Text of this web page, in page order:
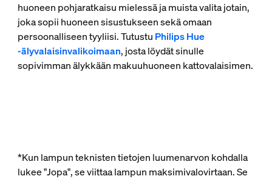
huoneen pohjaratkaisu mielessä ja muista valita jotain,
joka sopii huoneen sisustukseen sekä omaan
persoonalliseen tyyliisi. Tutustu Philips Hue
‑älyvalaisinvalikoimaan, josta löydät sinulle
sopivimman älykkään makuuhuoneen kattovalaisimen.
*Kun lampun teknisten tietojen luumenarvon kohdalla
lukee "Jopa", se viittaa lampun maksimivalovirtaan. Se